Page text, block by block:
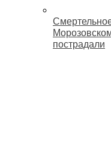
пострадали